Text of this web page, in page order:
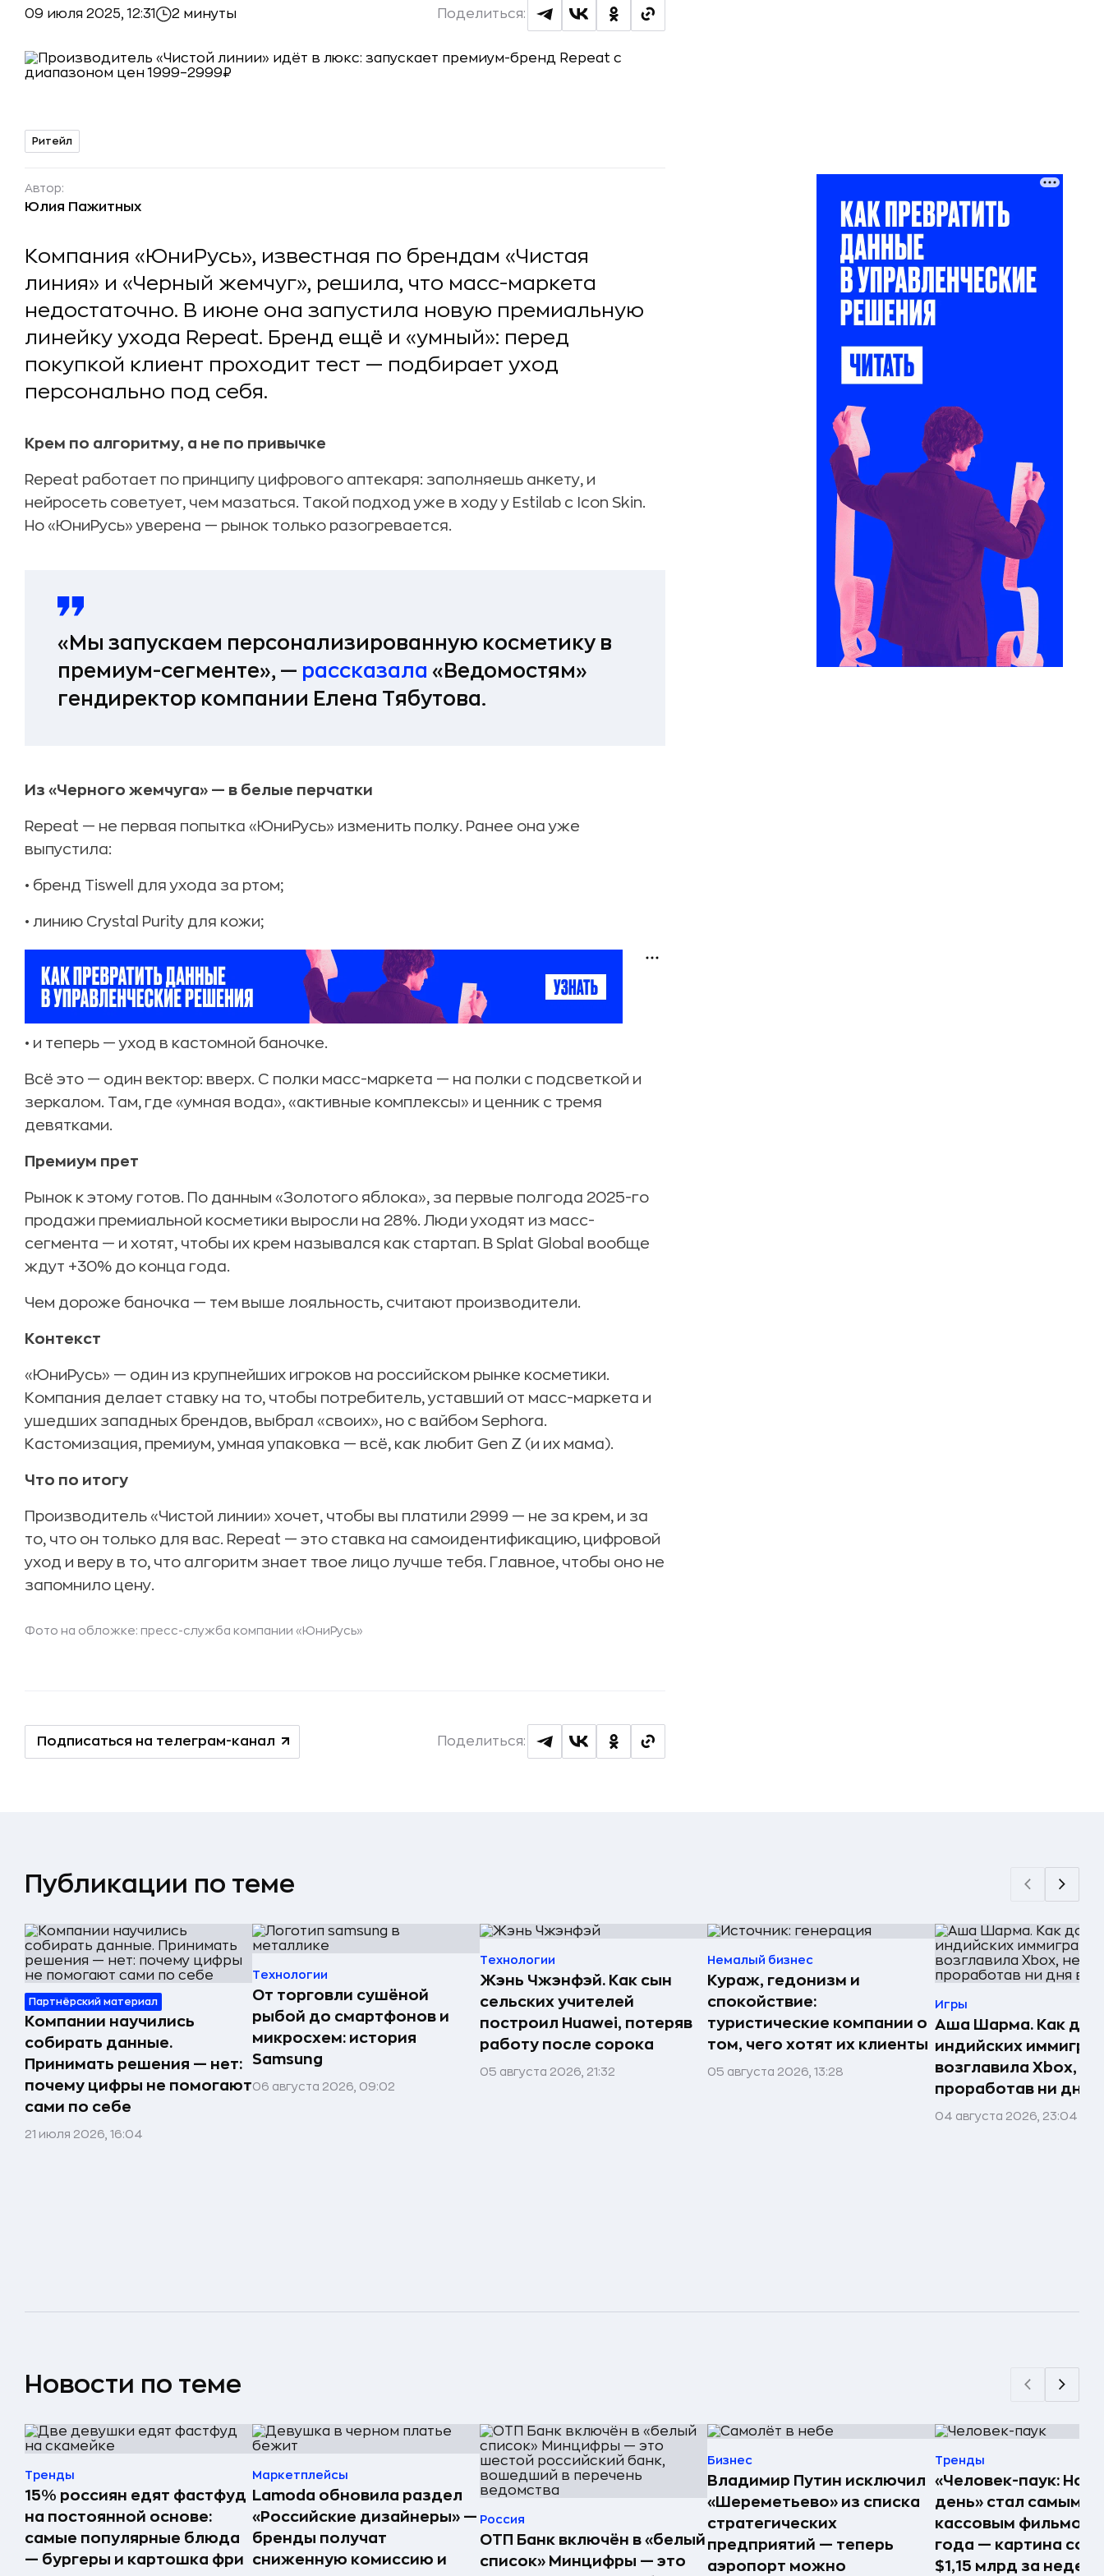
09 июля 2025, 12:31 2 минуты Поделиться:
Ритейл
Автор:
Юлия Пажитных
Компания «ЮниРусь», известная по брендам «Чистая
линия» и «Черный жемчуг», решила, что масс-маркета
недостаточно. В июне она запустила новую премиальную
линейку ухода Repeat. Бренд ещё и «умный»: перед
покупкой клиент проходит тест — подбирает уход
персонально под себя.
Крем по алгоритму, а не по привычке
Repeat работает по принципу цифрового аптекаря: заполняешь анкету, и
нейросеть советует, чем мазаться. Такой подход уже в ходу у Estilab с Icon Skin.
Но «ЮниРусь» уверена — рынок только разогревается.
«Мы запускаем персонализированную косметику в
премиум-сегменте», — рассказала «Ведомостям»
гендиректор компании Елена Тябутова.
Из «Черного жемчуга» — в белые перчатки
Repeat — не первая попытка «ЮниРусь» изменить полку. Ранее она уже
выпустила:
• бренд Tiswell для ухода за ртом;
• линию Crystal Purity для кожи;
• и теперь — уход в кастомной баночке.
Всё это — один вектор: вверх. С полки масс-маркета — на полки с подсветкой и
зеркалом. Там, где «умная вода», «активные комплексы» и ценник с тремя
девятками.
Премиум прет
Рынок к этому готов. По данным «Золотого яблока», за первые полгода 2025-го
продажи премиальной косметики выросли на 28%. Люди уходят из масс-
сегмента — и хотят, чтобы их крем назывался как стартап. В Splat Global вообще
ждут +30% до конца года.
Чем дороже баночка — тем выше лояльность, считают производители.
Контекст
«ЮниРусь» — один из крупнейших игроков на российском рынке косметики.
Компания делает ставку на то, чтобы потребитель, уставший от масс-маркета и
ушедших западных брендов, выбрал «своих», но с вайбом Sephora.
Кастомизация, премиум, умная упаковка — всё, как любит Gen Z (и их мама).
Что по итогу
Производитель «Чистой линии» хочет, чтобы вы платили 2999 — не за крем, и за
то, что он только для вас. Repeat — это ставка на самоидентификацию, цифровой
уход и веру в то, что алгоритм знает твое лицо лучше тебя. Главное, чтобы оно не
запомнило цену.
Фото на обложке: пресс-служба компании «ЮниРусь»
Подписаться на телеграм-канал Поделиться:
Публикации по теме
Партнёрский материал
Компании научились
собирать данные.
Принимать решения — нет:
почему цифры не помогают
сами по себе
21 июля 2026, 16:04
Технологии
От торговли сушёной
рыбой до смартфонов и
микросхем: история
Samsung
06 августа 2026, 09:02
Технологии
Жэнь Чжэнфэй. Как сын
сельских учителей
построил Huawei, потеряв
работу после сорока
05 августа 2026, 21:32
Немалый бизнес
Кураж, гедонизм и
спокойствие:
туристические компании о
том, чего хотят их клиенты
05 августа 2026, 13:28
Игры
Аша Шарма. Как
индийских
возглавила Xbox, не
проработав ни дня
04 августа 2026, 23:04
Новости по теме
Тренды
15% россиян едят фастфуд
на постоянной основе:
самые популярные блюда
— бургеры и картошка фри
Маркетплейсы
Lamoda обновила раздел
«Российские дизайнеры» —
бренды получат
сниженную комиссию и
Россия
ОТП Банк включён в «белый
список» Минцифры — это
Бизнес
Владимир Путин исключил
«Шереметьево» из списка
стратегических
предприятий — теперь
аэропорт можно
Тренды
«Человек-паук:
день» стал самым
кассовым фильмом
года — картина
$1,15 млрд за